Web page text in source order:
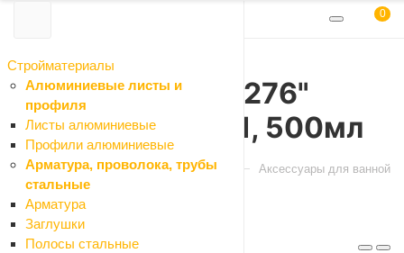
Стройматериалы
Алюминиевые листы и
профиля
Листы алюминиевые
Профили алюминиевые
Арматура, проволока, трубы
стальные
Арматура
Заглушки
Полосы стальные
0
ДОЗАТОР "568-276"
CRmixHS-40801, 500мл
Главная Каталог Сантехника Аксессуары для ванной
Артикул: 568-276